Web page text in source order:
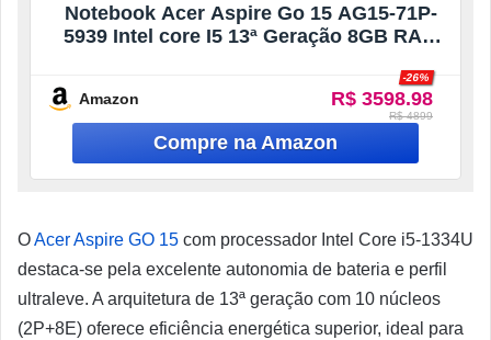
Notebook Acer Aspire Go 15 AG15-71P-
5939 Intel core I5 13ª Geração 8GB RAM
Amazon R$ 3598.98
-26%
R$ 4899
OAcer Aspire GO 15 com processador Intel Core i5-1334U
destaca-se pela excelente autonomia de bateria e perfil
ultraleve. A arquitetura de 13ª geração com 10 núcleos
(2P+8E) oferece eficiência energética superior, ideal para